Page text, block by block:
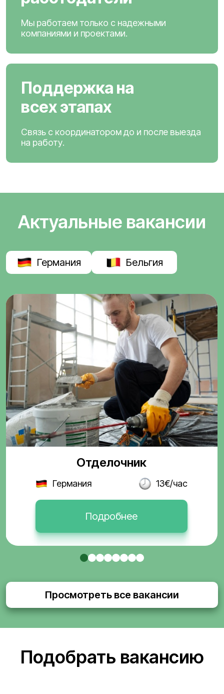
Мы работаем только с надежными
компаниями и проектами.
Поддержка на
всех этапах
Связь с координатором до и после выезда
на работу.
Актуальные вакансии
Германия Бельгия
Отделочник
Германия 13€/час
Подробнее
Просмотреть все вакансии
Подобрать вакансию